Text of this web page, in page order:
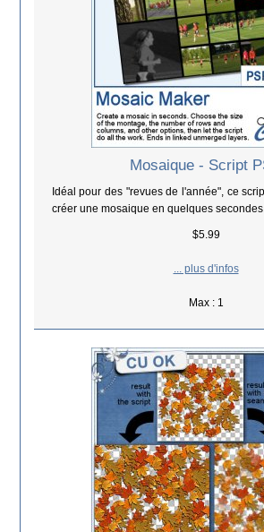
Mosaique - Script
Idéal pour des "revues de l'année", ce
créer une mosaique en quelques secondes.
$5.99
... plus d'infos
Max : 1